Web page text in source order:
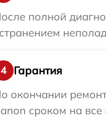
полной
4
Гарантия
окончании
сроком на